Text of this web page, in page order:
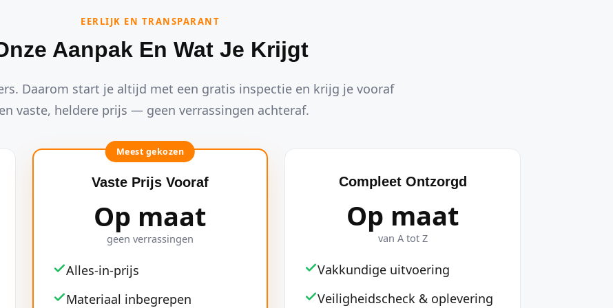
EERLIJK EN TRANSPARANT
Aanpak En Wat Je Krijgt
Daarom start je altijd met een gratis inspectie en krijg je vooraf
vaste, heldere prijs — geen verrassingen achteraf.
Meest gekozen
Vaste Prijs Vooraf
Op maat
geen verrassingen
Alles-in-prijs
Materiaal inbegrepen
Compleet Ontzorgd
Op maat
van A tot Z
Vakkundige uitvoering
Veiligheidscheck & oplevering